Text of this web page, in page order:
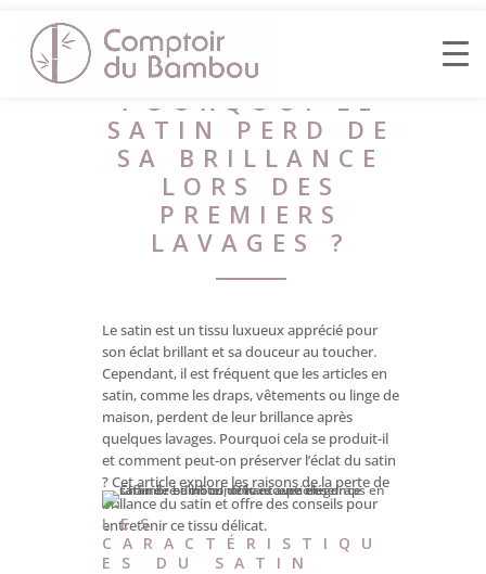
POURQUOI LE
SATIN PERD DE
SA BRILLANCE
LORS DES
PREMIERS
LAVAGES ?
Le satin est un tissu luxueux apprécié pour
son éclat brillant et sa douceur au toucher.
Cependant, il est fréquent que les articles en
satin, comme les draps, vêtements ou linge de
maison, perdent de leur brillance après
quelques lavages. Pourquoi cela se produit-il
et comment peut-on préserver l’éclat du satin
? Cet article explore les raisons de la perte de
brillance du satin et offre des conseils pour
entretenir ce tissu délicat.
LES
CARACTÉRISTIQU
ES DU SATIN